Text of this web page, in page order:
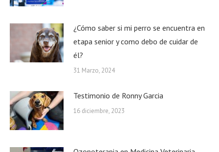
¿Cómo saber si mi perro se encuentra en
etapa senior y como debo de cuidar de
él?
31 Marzo, 2024
Testimonio de Ronny Garcia
16 diciembre, 2023